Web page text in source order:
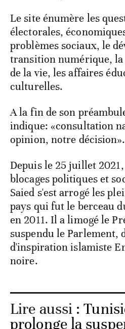
Le site énumère les
électorales,
problèmes sociaux, le
transition numérique, la
de la vie, les affaires
culturelles.
A la fin de son
indique: «consultation
opinion, notre décision».
Depuis le 25 juillet
blocages politiques et
Saied s'est arrogé les
pays qui fut le berceau
en 2011. Il a limogé le
suspendu le Parlement,
d'inspiration islamiste
noire.
Lire aussi :
prolonge la